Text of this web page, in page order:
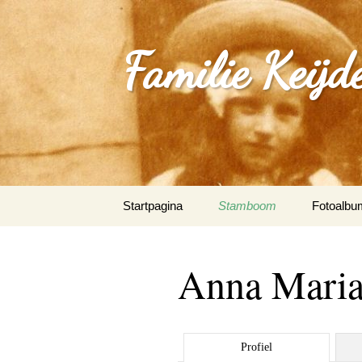
Familie
naar
Startpagina Stamboom
0_Joep
Anna
Profiel